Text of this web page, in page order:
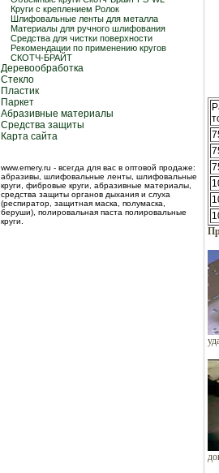
Круги с креплением Ролок
Шлифовальные ленты для металла
Материалы для ручного шлифования
Средства для чистки поверхности
Рекомендации по применению кругов
СКОТЧ-БРАЙТ
Деревообработка
Стекло
Пластик
Паркет
Абразивные материалы
Средства защиты
Карта сайта
www.emery.ru - всегда для вас в оптовой продаже:
абразивы, шлифовальные ленты, шлифовальные
круги, фибровые круги, абразивные материалы,
средства защиты органов дыхания и слуха
(респиратор, защитная маска, полумаска,
беруши), полировальная паста полировальные
круги.